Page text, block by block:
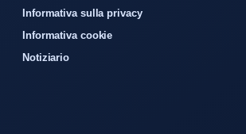
Informativa sulla privacy
Informativa cookie
Notiziario